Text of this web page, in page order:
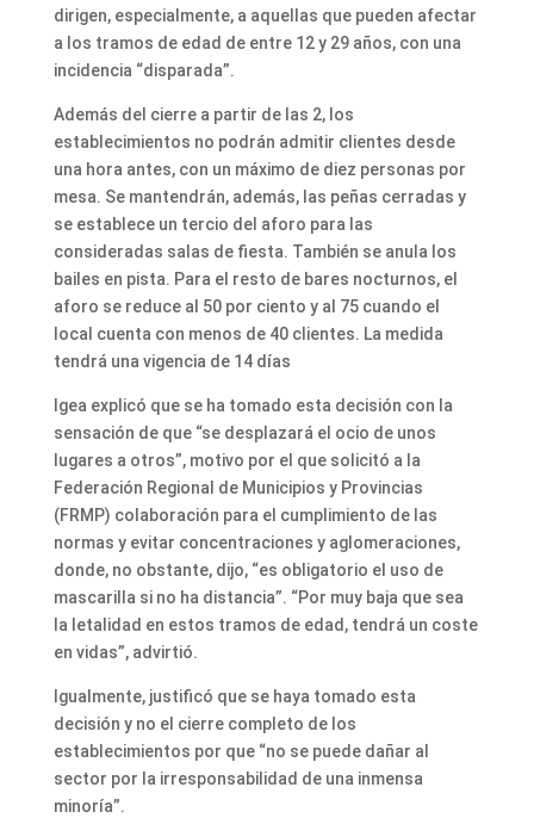
dirigen, especialmente, a aquellas que pueden afectar
a los tramos de edad de entre 12 y 29 años, con una
incidencia “disparada”.
Además del cierre a partir de las 2, los
establecimientos no podrán admitir clientes desde
una hora antes, con un máximo de diez personas por
mesa. Se mantendrán, además, las peñas cerradas y
se establece un tercio del aforo para las
consideradas salas de fiesta. También se anula los
bailes en pista. Para el resto de bares nocturnos, el
aforo se reduce al 50 por ciento y al 75 cuando el
local cuenta con menos de 40 clientes. La medida
tendrá una vigencia de 14 días
Igea explicó que se ha tomado esta decisión con la
sensación de que “se desplazará el ocio de unos
lugares a otros”, motivo por el que solicitó a la
Federación Regional de Municipios y Provincias
(FRMP) colaboración para el cumplimiento de las
normas y evitar concentraciones y aglomeraciones,
donde, no obstante, dijo, “es obligatorio el uso de
mascarilla si no ha distancia”. “Por muy baja que sea
la letalidad en estos tramos de edad, tendrá un coste
en vidas”, advirtió.
Igualmente, justificó que se haya tomado esta
decisión y no el cierre completo de los
establecimientos por que “no se puede dañar al
sector por la irresponsabilidad de una inmensa
minoría”.